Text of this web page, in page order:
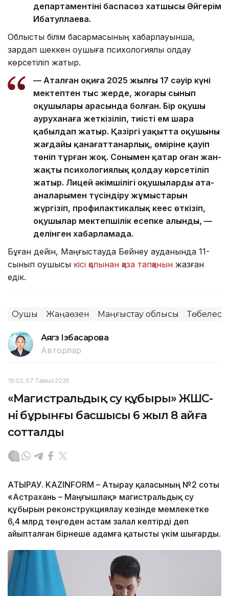
департаментінің баспасөз хатшысы Әйгерім
Ибатуллаева.
Облыстық білім басқармасының хабарлауынша,
зардап шеккен оқушыға психологиялық қолдау
көрсетіліп жатыр.
— Аталған оқиға 2025 жылғы 17 сәуір күні
мектептен тыс жерде, жоғары сынып
оқушылары арасында болған. Бір оқушы
ауруханаға жеткізіліп, тиісті ем шара
қабылдап жатыр. Қазіргі уақытта оқушының
жағдайы қанағаттанарлық, өміріне қауіп
төніп тұрған жоқ. Сонымен қатар оған жан-
жақты психологиялық қолдау көрсетіліп
жатыр. Лицей әкімшілігі оқушылардың ата-
аналарымен түсіндіру жұмыстарын
жүргізіп, профилактикалық кеңес өткізіп,
оқушылар мектепшілік есепке алынды, —
делінген хабарламада.
Бұған дейін, Маңғыстауда Бейнеу ауданында 11-
сынып оқушысы кісі қолынан қаза тапқанын жазған
едік.
Оқушы Жаңаөзен Маңғыстау облысы Төбелес
Аягөз Ізбасарова
Авторлар
16:02, 07 Тамыз 2026
«Магистральдық су құбыры» ЖШС-
нің бұрынғы басшысы 6 жыл 8 айға
сотталды
АТЫРАУ. KAZINFORM – Атырау қаласының №2 соты
«Астрахань – Маңғышлақ» магистральдық су
құбырын реконструкциялау кезінде мемлекетке
6,4 млрд теңгеден астам залал келтірді деп
айыпталған бірнеше адамға қатысты үкім шығарды.